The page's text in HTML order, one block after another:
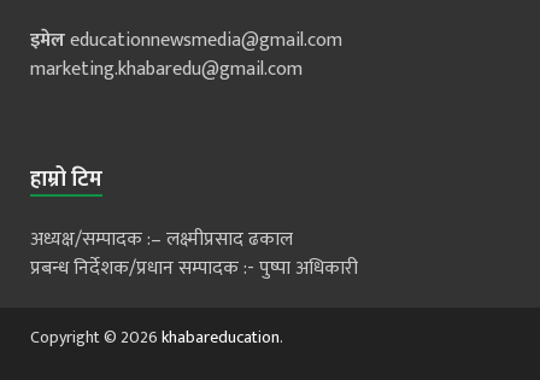
इमेलeducationnewsmedia@gmail.com
marketing.khabaredu@gmail.com
हाम्रो टिम
अध्यक्ष/सम्पादक :– लक्ष्मीप्रसाद ढकाल
प्रबन्ध निर्देशक/प्रधान सम्पादक :- पुष्पा अधिकारी
Copyright © 2026khabareducation.